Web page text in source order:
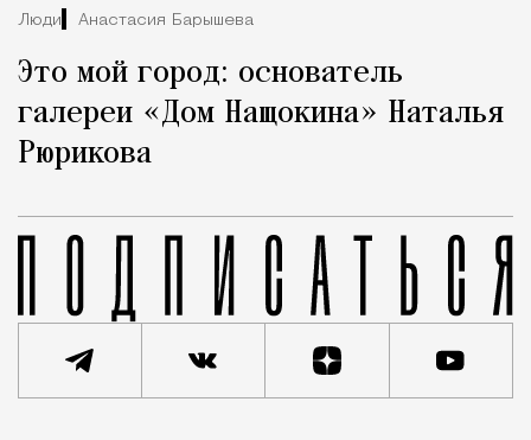
Люди Анастасия Барышева
Это мой город: основатель
галереи «Дом Нащокина» Наталья
Рюрикова